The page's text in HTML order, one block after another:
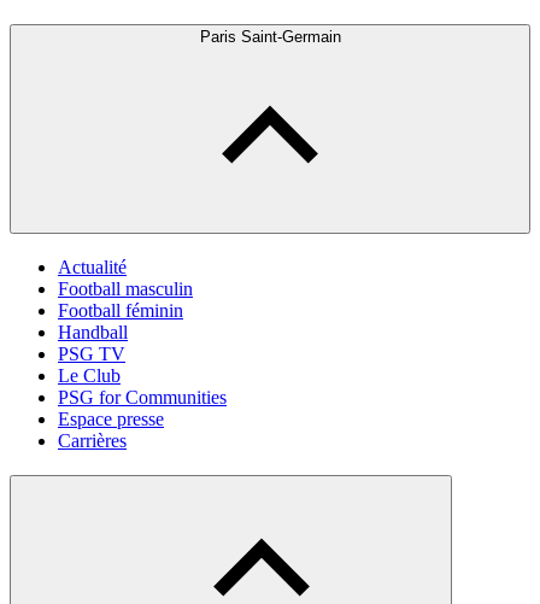
Paris Saint-Germain
Actualité
Football masculin
Football féminin
Handball
PSG TV
Le Club
PSG for Communities
Espace presse
Carrières